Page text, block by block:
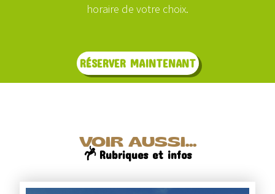
horaire de votre choix.
RÉSERVER MAINTENANT
VOIR AUSSI...
Rubriques et infos